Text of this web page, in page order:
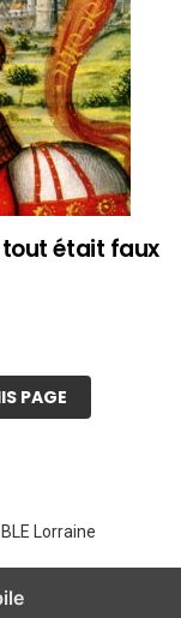
tout était faux
PAGE
Lorraine